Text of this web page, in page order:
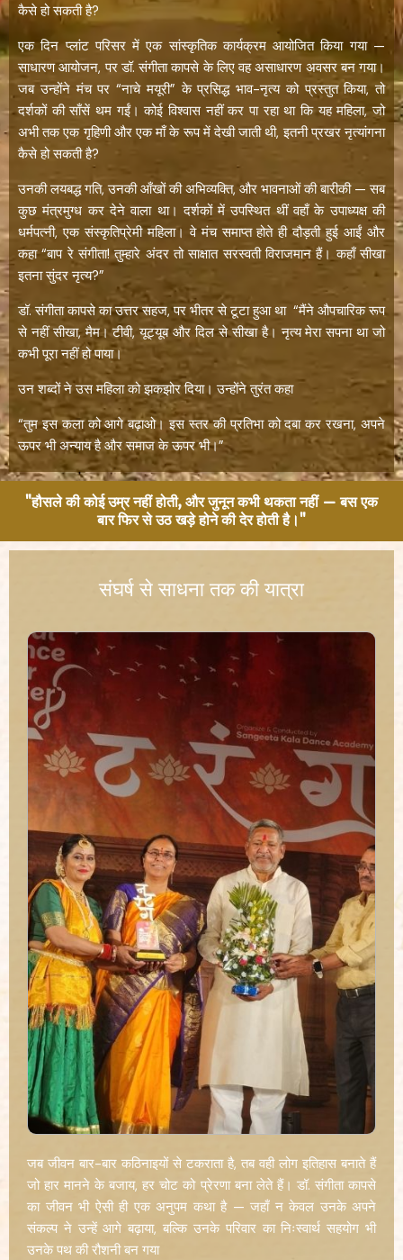
कैसे हो सकती है?
एक दिन प्लांट परिसर में एक सांस्कृतिक कार्यक्रम आयोजित किया गया —
साधारण आयोजन, पर डॉ. संगीता कापसे के लिए वह असाधारण अवसर बन गया।
जब उन्होंने मंच पर “नाचे मयूरी” के प्रसिद्ध भाव-नृत्य को प्रस्तुत किया, तो
दर्शकों की साँसें थम गईं। कोई विश्वास नहीं कर पा रहा था कि यह महिला, जो
अभी तक एक गृहिणी और एक माँ के रूप में देखी जाती थी, इतनी प्रखर नृत्यांगना
कैसे हो सकती है?
उनकी लयबद्ध गति, उनकी आँखों की अभिव्यक्ति, और भावनाओं की बारीकी — सब
कुछ मंत्रमुग्ध कर देने वाला था। दर्शकों में उपस्थित थीं वहाँ के उपाध्यक्ष की
धर्मपत्नी, एक संस्कृतिप्रेमी महिला। वे मंच समाप्त होते ही दौड़ती हुई आईं और
कहा “बाप रे संगीता! तुम्हारे अंदर तो साक्षात सरस्वती विराजमान हैं। कहाँ सीखा
इतना सुंदर नृत्य?”
डॉ. संगीता कापसे का उत्तर सहज, पर भीतर से टूटा हुआ था “मैंने औपचारिक रूप
से नहीं सीखा, मैम। टीवी, यूट्यूब और दिल से सीखा है। नृत्य मेरा सपना था जो
कभी पूरा नहीं हो पाया।
उन शब्दों ने उस महिला को झकझोर दिया। उन्होंने तुरंत कहा
“तुम इस कला को आगे बढ़ाओ। इस स्तर की प्रतिभा को दबा कर रखना, अपने
ऊपर भी अन्याय है और समाज के ऊपर भी।”
"हौसले की कोई उम्र नहीं होती, और जुनून कभी थकता नहीं — बस एक
बार फिर से उठ खड़े होने की देर होती है।"
संघर्ष से साधना तक की यात्रा
जब जीवन बार-बार कठिनाइयों से टकराता है, तब वही लोग इतिहास बनाते हैं
जो हार मानने के बजाय, हर चोट को प्रेरणा बना लेते हैं। डॉ. संगीता कापसे
का जीवन भी ऐसी ही एक अनुपम कथा है — जहाँ न केवल उनके अपने
संकल्प ने उन्हें आगे बढ़ाया, बल्कि उनके परिवार का निःस्वार्थ सहयोग भी
उनके पथ की रौशनी बन गया